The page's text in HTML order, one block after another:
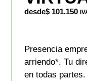
desde$101.150
Presencia
arriendo*. Tu
en todas partes.